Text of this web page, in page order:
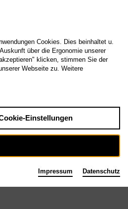
Cookies. Dies beinhaltet u.
über die Ergonomie unserer
klicken, stimmen Sie der
Webseite zu. Weitere
Einstellungen
Impressum Datenschutz